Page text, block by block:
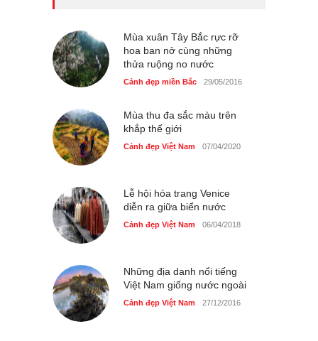
Cảnh đẹp Việt Nam 24/04/2020
Chợ đêm Phú Quốc có nhà
vệ sinh miễn phí
40 xe ôtô du lịch tự lái đầu
tiên qua cửa khẩu Móng Cái
Thực hư cây cầu gỗ dài
nhất Việt Nam bị ‘xóa sổ’
sau lũ
Bún cá thố và bánh canh
cốt dừa miền Tây ở Sài Gòn
Cảnh đẹp Việt Nam 24/04/2020
Mùa xuân Tây Bắc rực rỡ
hoa ban nở cùng những
thửa ruộng no nước
Cảnh đẹp miền Bắc 29/05/2016
Mùa thu đa sắc màu trên
khắp thế giới
Cảnh đẹp Việt Nam 07/04/2020
Lễ hội hóa trang Venice
diễn ra giữa biển nước
Cảnh đẹp Việt Nam 06/04/2018
Những địa danh nổi tiếng
Việt Nam giống nước ngoài
Cảnh đẹp Việt Nam 27/12/2016